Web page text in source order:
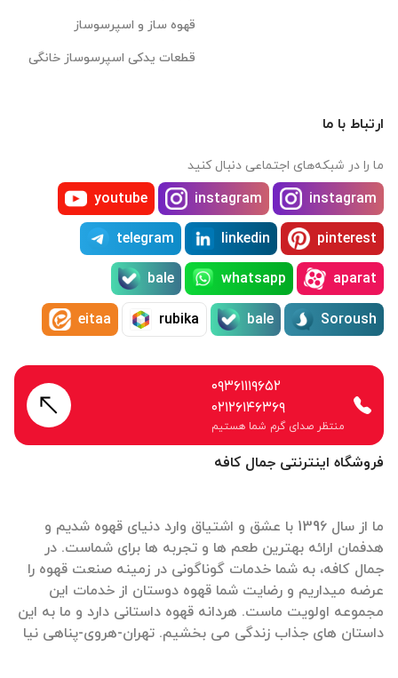
فروشگاه اینترنتی جمال کافه
ما از سال 1396 با عشق و اشتیاق وارد دنیای قهوه شدیم و
هدفمان ارائه بهترین طعم ها و تجربه ها برای شماست. در
جمال کافه، به شما خدمات گوناگونی در زمینه صنعت قهوه را
عرضه میداریم و رضایت شما قهوه دوستان از خدمات این
مجموعه اولویت ماست. هردانه قهوه داستانی دارد و ما به این
داستان های جذاب زندگی می بخشیم. تهران-هروی-پناهی نیا
قهوه ساز و اسپرسوساز
قطعات یدکی اسپرسوساز خانگی
ارتباط با ما
ما را در شبکه‌های اجتماعی دنبال کنید
instagram
instagram
youtube
pinterest
linkedin
telegram
aparat
whatsapp
bale
Soroush
bale
rubika
eitaa
۰۹۳۶۱۱۱۹۶۵۲
۰۲۱۲۶۱۴۶۳۶۹
منتظر صدای گرم شما هستیم